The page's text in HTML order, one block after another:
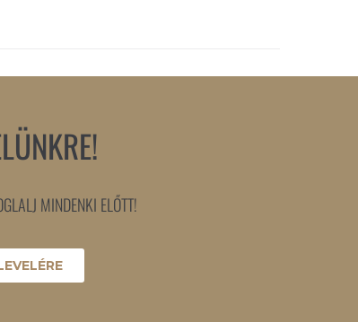
MINDENKI ELŐTT!